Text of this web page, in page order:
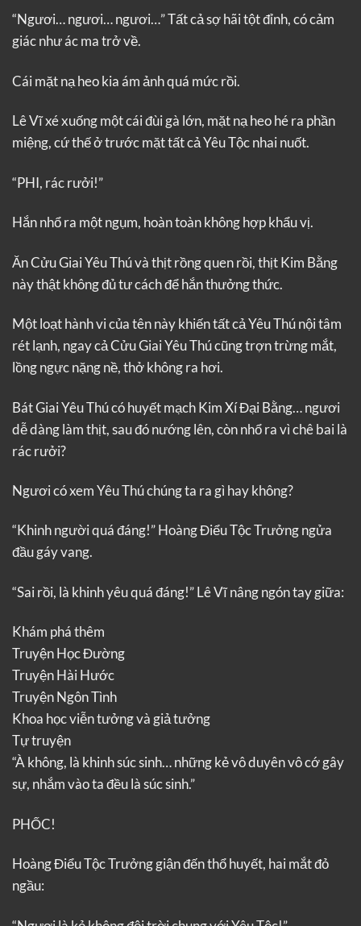
“Ngươi… ngươi… ngươi…” Tất cả sợ hãi tột đỉnh, có cảm
giác như ác ma trở về.
Cái mặt nạ heo kia ám ảnh quá mức rồi.
Lê Vĩ xé xuống một cái đùi gà lớn, mặt nạ heo hé ra phần
miệng, cứ thế ở trước mặt tất cả Yêu Tộc nhai nuốt.
“PHI, rác rưởi!”
Hắn nhổ ra một ngụm, hoàn toàn không hợp khẩu vị.
Ăn Cửu Giai Yêu Thú và thịt rồng quen rồi, thịt Kim Bằng
này thật không đủ tư cách để hắn thưởng thức.
Một loạt hành vi của tên này khiến tất cả Yêu Thú nội tâm
rét lạnh, ngay cả Cửu Giai Yêu Thú cũng trợn trừng mắt,
lồng ngực nặng nề, thở không ra hơi.
Bát Giai Yêu Thú có huyết mạch Kim Xí Đại Bằng… ngươi
dễ dàng làm thịt, sau đó nướng lên, còn nhổ ra vì chê bai là
rác rưởi?
Ngươi có xem Yêu Thú chúng ta ra gì hay không?
“Khinh người quá đáng!” Hoàng Điểu Tộc Trưởng ngửa
đầu gáy vang.
“Sai rồi, là khinh yêu quá đáng!” Lê Vĩ nâng ngón tay giữa:
Khám phá thêm
Truyện Học Đường
Truyện Hài Hước
Truyện Ngôn Tình
Khoa học viễn tưởng và giả tưởng
Tự truyện
“À không, là khinh súc sinh… những kẻ vô duyên vô cớ gây
sự, nhắm vào ta đều là súc sinh.”
PHỐC!
Hoàng Điểu Tộc Trưởng giận đến thổ huyết, hai mắt đỏ
ngầu: